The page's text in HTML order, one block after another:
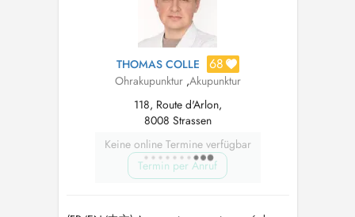
THOMAS COLLE 68
Ohrakupunktur ,Akupunktur
118, Route d'Arlon,
8008 Strassen
Keine online Termine verfügbar
Termin per Anruf